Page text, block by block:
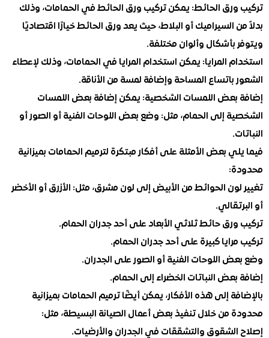
الحائط: يمكن تركيب ورق الحائط في الحمامات، وذلك
السيراميك أو البلاط، حيث يعد ورق الحائط خيارًا اقتصاديًا
بأشكال وألوان مختلفة.
المرايا: يمكن استخدام المرايا في الحمامات، وذلك لإعطاء
باتساع المساحة وإضافة لمسة من الأناقة.
بعض اللمسات الشخصية: يمكن إضافة بعض اللمسات
إلى الحمام، مثل: وضع بعض اللوحات الفنية أو الصور أو
بعض الأمثلة على أفكار مبتكرة لترميم الحمامات بميزانية
الحوائط من الأبيض إلى لون مشرق، مثل: الأزرق أو الأخضر
حائط ثلاثي الأبعاد على أحد جدران الحمام.
كبيرة على أحد جدران الحمام.
اللوحات الفنية أو الصور على الجدران.
النباتات الخضراء إلى الحمام.
إلى هذه الأفكار، يمكن أيضًا ترميم الحمامات بميزانية
من خلال تنفيذ بعض أعمال الصيانة البسيطة، مثل:
والتشققات في الجدران والأرضيات.